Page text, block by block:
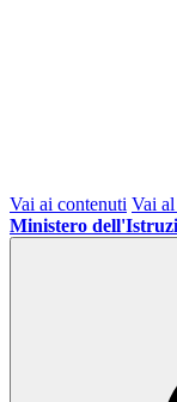
Vai ai contenuti Vai
Ministero